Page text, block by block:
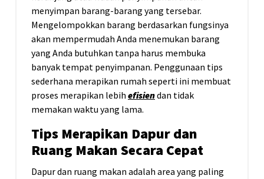
menyimpan barang-barang yang tersebar.
Mengelompokkan barang berdasarkan fungsinya
akan mempermudah Anda menemukan barang
yang Anda butuhkan tanpa harus membuka
banyak tempat penyimpanan. Penggunaan tips
sederhana merapikan rumah seperti ini membuat
proses merapikan lebih efisiendan tidak
memakan waktu yang lama.
Tips Merapikan Dapur dan
Ruang Makan Secara Cepat
Dapur dan ruang makan adalah area yang paling